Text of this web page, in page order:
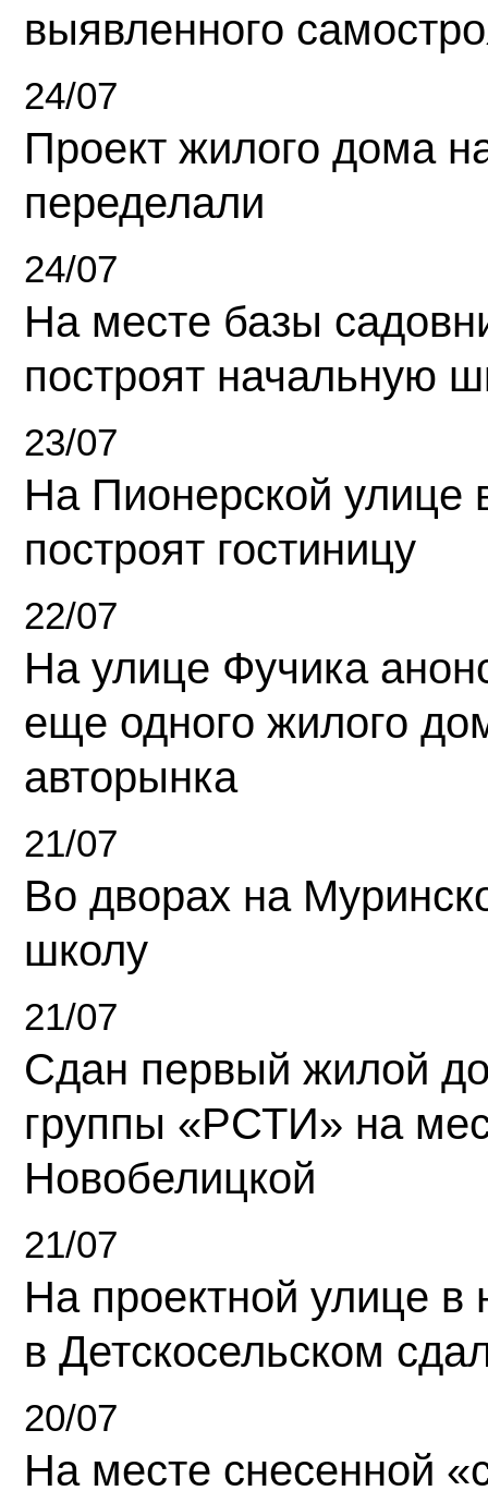
выявленного
24/07
Проект жилого дома
переделали
24/07
На месте базы
построят начальную
23/07
На Пионерской улице
построят гостиницу
22/07
На улице Фучика
еще одного жилого
авторынка
21/07
Во дворах на
школу
21/07
Сдан первый жилой
группы «РСТИ» на
Новобелицкой
21/07
На проектной улице
в Детскосельском
20/07
На месте снесенной